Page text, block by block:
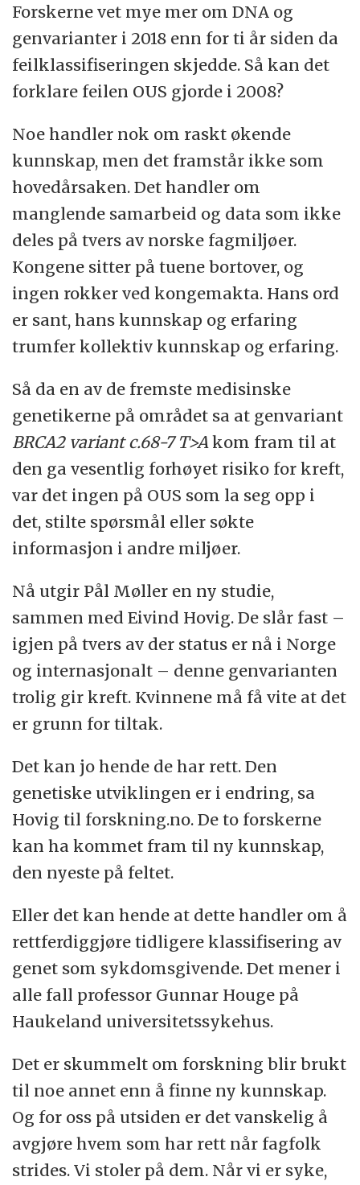
Forskerne vet mye mer om DNA og
genvarianter i 2018 enn for ti år siden da
feilklassifiseringen skjedde. Så kan det
forklare feilen OUS gjorde i 2008?
Noe handler nok om raskt økende
kunnskap, men det framstår ikke som
hovedårsaken. Det handler om
manglende samarbeid og data som ikke
deles på tvers av norske fagmiljøer.
Kongene sitter på tuene bortover, og
ingen rokker ved kongemakta. Hans ord
er sant, hans kunnskap og erfaring
trumfer kollektiv kunnskap og erfaring.
Så da en av de fremste medisinske
genetikerne på området sa at genvariant
BRCA2 variant c.68-7 T>Akom fram til at
den ga vesentlig forhøyet risiko for kreft,
var det ingen på OUS som la seg opp i
det, stilte spørsmål eller søkte
informasjon i andre miljøer.
Nå utgir Pål Møller en ny studie,
sammen med Eivind Hovig. De slår fast –
igjen på tvers av der status er nå i Norge
og internasjonalt – denne genvarianten
trolig gir kreft. Kvinnene må få vite at det
er grunn for tiltak.
Det kan jo hende de har rett. Den
genetiske utviklingen er i endring, sa
Hovig til forskning.no. De to forskerne
kan ha kommet fram til ny kunnskap,
den nyeste på feltet.
Eller det kan hende at dette handler om å
rettferdiggjøre tidligere klassifisering av
genet som sykdomsgivende. Det mener i
alle fall professor Gunnar Houge på
Haukeland universitetssykehus.
Det er skummelt om forskning blir brukt
til noe annet enn å finne ny kunnskap.
Og for oss på utsiden er det vanskelig å
avgjøre hvem som har rett når fagfolk
strides. Vi stoler på dem. Når vi er syke,